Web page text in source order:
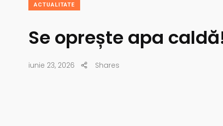
ACTUALITATE
Se oprește apa
iunie 23, 2026 Shares